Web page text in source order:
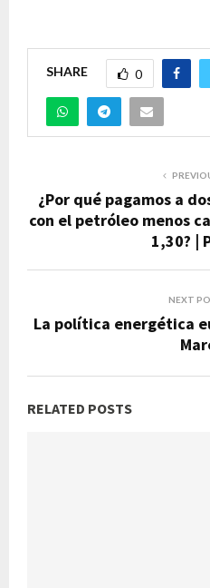
SHARE 0
¿Por qué pagamos a
con el petróleo menos
1,30? |
NEXT
La política energética
RELATED POSTS